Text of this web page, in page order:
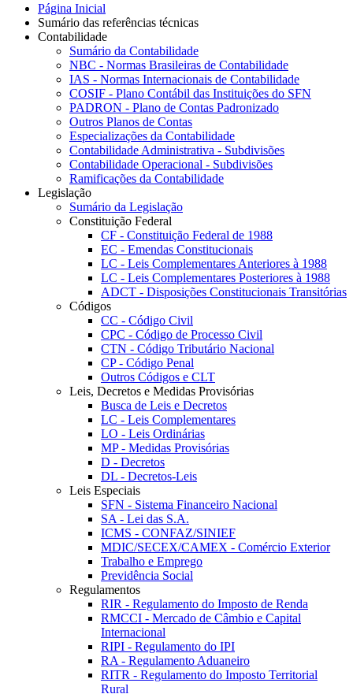
Página Inicial
Sumário das referências técnicas
Contabilidade
Sumário da Contabilidade
NBC - Normas Brasileiras de Contabilidade
IAS - Normas Internacionais de Contabilidade
COSIF - Plano Contábil das Instituições do SFN
PADRON - Plano de Contas Padronizado
Outros Planos de Contas
Especializações da Contabilidade
Contabilidade Administrativa - Subdivisões
Contabilidade Operacional - Subdivisões
Ramificações da Contabilidade
Legislação
Sumário da Legislação
Constituição Federal
CF - Constituição Federal de 1988
EC - Emendas Constitucionais
LC - Leis Complementares Anteriores à 1988
LC - Leis Complementares Posteriores à 1988
ADCT - Disposições Constitucionais Transitórias
Códigos
CC - Código Civil
CPC - Código de Processo Civil
CTN - Código Tributário Nacional
CP - Código Penal
Outros Códigos e CLT
Leis, Decretos e Medidas Provisórias
Busca de Leis e Decretos
LC - Leis Complementares
LO - Leis Ordinárias
MP - Medidas Provisórias
D - Decretos
DL - Decretos-Leis
Leis Especiais
SFN - Sistema Financeiro Nacional
SA - Lei das S.A.
ICMS - CONFAZ/SINIEF
MDIC/SECEX/CAMEX - Comércio Exterior
Trabalho e Emprego
Previdência Social
Regulamentos
RIR - Regulamento do Imposto de Renda
RMCCI - Mercado de Câmbio e Capital
Internacional
RIPI - Regulamento do IPI
RA - Regulamento Aduaneiro
RITR - Regulamento do Imposto Territorial
Rural